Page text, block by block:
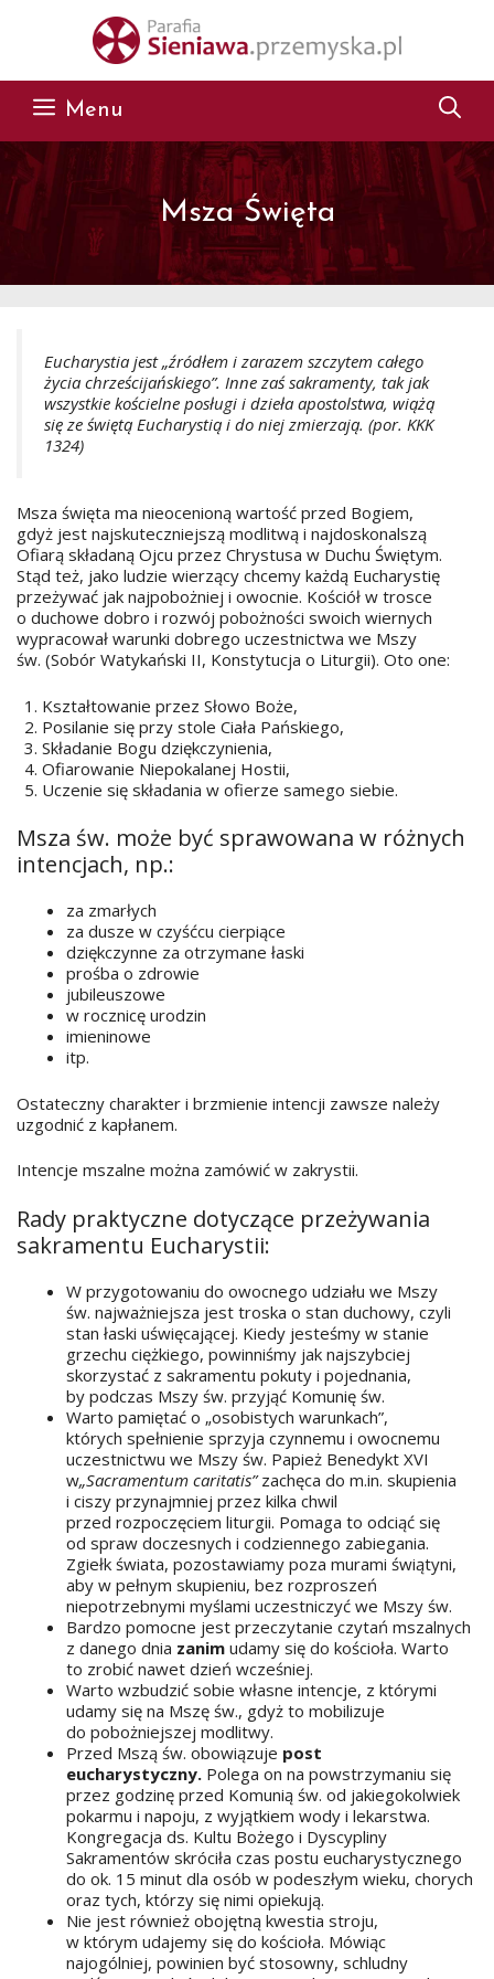
Menu
Msza Święta
Eucharystia jest „źródłem i zarazem szczytem całego
życia chrześcijańskiego”. Inne zaś sakramenty, tak jak
wszystkie kościelne posługi i dzieła apostolstwa, wiążą
się ze świętą Eucharystią i do niej zmierzają. (por. KKK
1324)
Msza święta ma nieocenioną wartość przed Bogiem,
gdyż jest najskuteczniejszą modlitwą i najdoskonalszą
Ofiarą składaną Ojcu przez Chrystusa w Duchu Świętym.
Stąd też, jako ludzie wierzący chcemy każdą Eucharystię
przeżywać jak najpobożniej i owocnie. Kościół w trosce
o duchowe dobro i rozwój pobożności swoich wiernych
wypracował warunki dobrego uczestnictwa we Mszy
św. (Sobór Watykański II, Konstytucja o Liturgii). Oto one:
Kształtowanie przez Słowo Boże,
Posilanie się przy stole Ciała Pańskiego,
Składanie Bogu dziękczynienia,
Ofiarowanie Niepokalanej Hostii,
Uczenie się składania w ofierze samego siebie.
Msza św. może być sprawowana w różnych
intencjach, np.:
za zmarłych
za dusze w czyśćcu cierpiące
dziękczynne za otrzymane łaski
prośba o zdrowie
jubileuszowe
w rocznicę urodzin
imieninowe
itp.
Ostateczny charakter i brzmienie intencji zawsze należy
uzgodnić z kapłanem.
Intencje mszalne można zamówić w zakrystii.
Rady praktyczne dotyczące przeżywania
sakramentu Eucharystii:
W przygotowaniu do owocnego udziału we Mszy
św. najważniejsza jest troska o stan duchowy, czyli
stan łaski uświęcającej. Kiedy jesteśmy w stanie
grzechu ciężkiego, powinniśmy jak najszybciej
skorzystać z sakramentu pokuty i pojednania,
by podczas Mszy św. przyjąć Komunię św.
Warto pamiętać o „osobistych warunkach”,
których spełnienie sprzyja czynnemu i owocnemu
uczestnictwu we Mszy św. Papież Benedykt XVI
w„Sacramentum caritatis”zachęca do m.in. skupienia
i ciszy przynajmniej przez kilka chwil
przed rozpoczęciem liturgii. Pomaga to odciąć się
od spraw doczesnych i codziennego zabiegania.
Zgiełk świata, pozostawiamy poza murami świątyni,
aby w pełnym skupieniu, bez rozproszeń
niepotrzebnymi myślami uczestniczyć we Mszy św.
Bardzo pomocne jest przeczytanie czytań mszalnych
z danego dnia zanim udamy się do kościoła. Warto
to zrobić nawet dzień wcześniej.
Warto wzbudzić sobie własne intencje, z którymi
udamy się na Mszę św., gdyż to mobilizuje
do pobożniejszej modlitwy.
Przed Mszą św. obowiązuje post
eucharystyczny. Polega on na powstrzymaniu się
przez godzinę przed Komunią św. od jakiegokolwiek
pokarmu i napoju, z wyjątkiem wody i lekarstwa.
Kongregacja ds. Kultu Bożego i Dyscypliny
Sakramentów skróciła czas postu eucharystycznego
do ok. 15 minut dla osób w podeszłym wieku, chorych
oraz tych, którzy się nimi opiekują.
Nie jest również obojętną kwestia stroju,
w którym udajemy się do kościoła. Mówiąc
najogólniej, powinien być stosowny, schludny